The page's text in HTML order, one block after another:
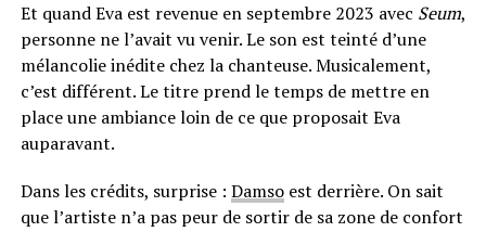
Et quand Eva est revenue en septembre 2023 avec Seum,
personne ne l’avait vu venir. Le son est teinté d’une
mélancolie inédite chez la chanteuse. Musicalement,
c’est différent. Le titre prend le temps de mettre en
place une ambiance loin de ce que proposait Eva
auparavant.
Dans les crédits, surprise : Damsoest derrière. On sait
que l’artiste n’a pas peur de sortir de sa zone de confort